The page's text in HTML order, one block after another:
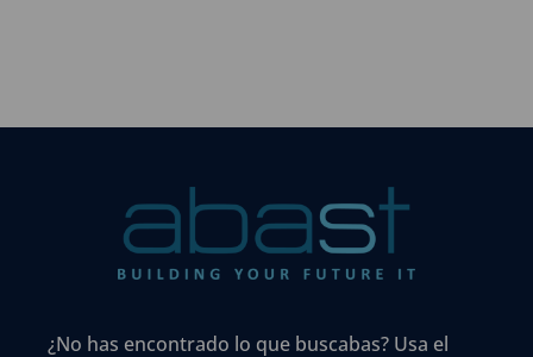
¿No has encontrado lo que buscabas? Usa el